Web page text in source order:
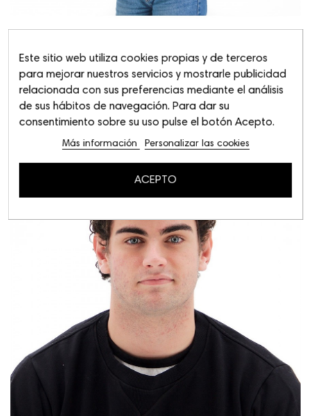
Este sitio web utiliza cookies propias y de terceros
para mejorar nuestros servicios y mostrarle publicidad
relacionada con sus preferencias mediante el análisis
de sus hábitos de navegación. Para dar su
consentimiento sobre su uso pulse el botón Acepto.
Más información Personalizar las cookies
ACEPTO